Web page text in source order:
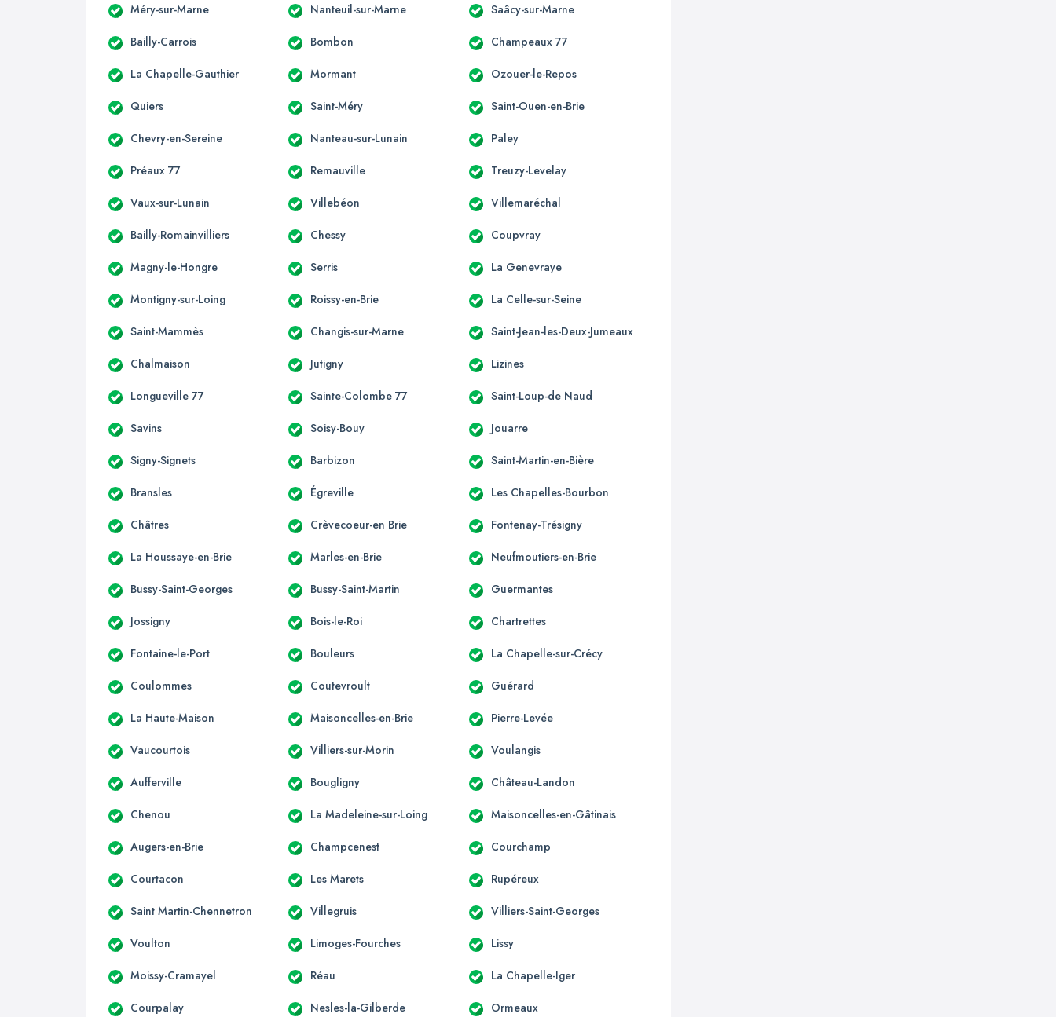
Méry-sur-Marne Nanteuil-sur-Marne Saâcy-sur-Marne
Bailly-Carrois Bombon Champeaux 77
La Chapelle-Gauthier Mormant Ozouer-le-Repos
Quiers Saint-Méry Saint-Ouen-en-Brie
Chevry-en-Sereine Nanteau-sur-Lunain Paley
Préaux 77 Remauville Treuzy-Levelay
Vaux-sur-Lunain Villebéon Villemaréchal
Bailly-Romainvilliers Chessy Coupvray
Magny-le-Hongre Serris La Genevraye
Montigny-sur-Loing Roissy-en-Brie La Celle-sur-Seine
Saint-Mammès Changis-sur-Marne Saint-Jean-les-Deux-Jumeaux
Chalmaison Jutigny Lizines
Longueville 77 Sainte-Colombe 77 Saint-Loup-de Naud
Savins Soisy-Bouy Jouarre
Signy-Signets Barbizon Saint-Martin-en-Bière
Bransles Égreville Les Chapelles-Bourbon
Châtres Crèvecoeur-en Brie Fontenay-Trésigny
La Houssaye-en-Brie Marles-en-Brie Neufmoutiers-en-Brie
Bussy-Saint-Georges Bussy-Saint-Martin Guermantes
Jossigny Bois-le-Roi Chartrettes
Fontaine-le-Port Bouleurs La Chapelle-sur-Crécy
Coulommes Coutevroult Guérard
La Haute-Maison Maisoncelles-en-Brie Pierre-Levée
Vaucourtois Villiers-sur-Morin Voulangis
Aufferville Bougligny Château-Landon
Chenou La Madeleine-sur-Loing Maisoncelles-en-Gâtinais
Augers-en-Brie Champcenest Courchamp
Courtacon Les Marets Rupéreux
Saint Martin-Chennetron Villegruis Villiers-Saint-Georges
Voulton Limoges-Fourches Lissy
Moissy-Cramayel Réau La Chapelle-Iger
Courpalay Nesles-la-Gilberde Ormeaux